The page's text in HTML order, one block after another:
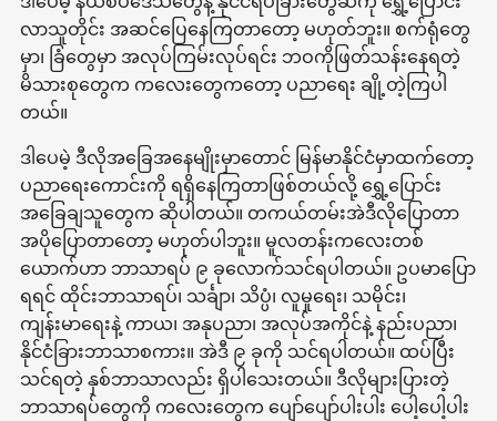
လာသူတိုင်း အဆင်ပြေနေကြတာတော့ မဟုတ်ဘူး။ စက်ရုံတွေ
မှာ၊ ခြံတွေမှာ အလုပ်ကြမ်းလုပ်ရင်း ဘဝကိုဖြတ်သန်းနေရတဲ့
မိသားစုတွေက ကလေးတွေကတော့ ပညာရေး ချို့တဲ့ကြပါ
တယ်။
ဒါပေမဲ့ ဒီလိုအခြေအနေမျိုးမှာတောင် မြန်မာနိုင်ငံမှာထက်တော့
ပညာရေးကောင်းကို ရရှိနေကြတာဖြစ်တယ်လို့ ရွှေ့ပြောင်း
အခြေချသူတွေက ဆိုပါတယ်။ တကယ်တမ်းအဲဒီလိုပြောတာ
အပိုပြောတာတော့ မဟုတ်ပါဘူး။ မူလတန်းကလေးတစ်
ယောက်ဟာ ဘာသာရပ် ၉ ခုလောက်သင်ရပါတယ်။ ဥပမာပြော
ရရင် ထိုင်းဘာသာရပ်၊ သင်္ချာ၊ သိပ္ပံ၊ လူမှုရေး၊ သမိုင်း၊
ကျန်းမာရေးနဲ့ ကာယ၊ အနုပညာ၊ အလုပ်အကိုင်နဲ့ နည်းပညာ၊
နိုင်ငံခြားဘာသာစကား။ အဲဒီ ၉ ခုကို သင်ရပါတယ်။ ထပ်ပြီး
သင်ရတဲ့ နှစ်ဘာသာလည်း ရှိပါသေးတယ်။ ဒီလိုများပြားတဲ့
ဘာသာရပ်တွေကို ကလေးတွေက ပျော်ပျော်ပါးပါး ပေါ့ပေါ့ပါး